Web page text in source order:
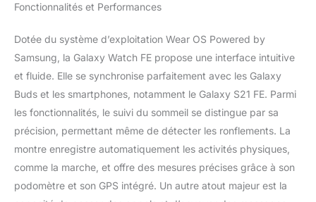
disponibles et trouvez
! ² Le repos est essentiel
pour une bonne hygiène
par la compréhension de
vos habitudes de
sommeil. La Galaxy
Watch FE analyse vos
habitudes de sommeil
pour améliorer votre
repos et votre bien-être ²
³ ⁴ Contenu de la boîte :
Fonctionnalités et Performances
Dotée du système d’exploitation Wear OS Powered by
Samsung, la Galaxy Watch FE propose une interface intuitive
et fluide. Elle se synchronise parfaitement avec les Galaxy
Buds et les smartphones, notamment le Galaxy S21 FE. Parmi
les fonctionnalités, le suivi du sommeil se distingue par sa
précision, permettant même de détecter les ronflements. La
montre enregistre automatiquement les activités physiques,
comme la marche, et offre des mesures précises grâce à son
podomètre et son GPS intégré. Un autre atout majeur est la